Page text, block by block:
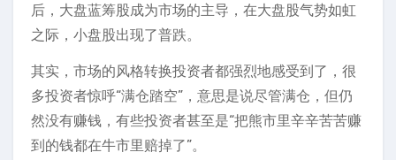
后，大盘蓝筹股成为市场的主导，在大盘股气势如虹
之际，小盘股出现了普跌。
其实，市场的风格转换投资者都强烈地感受到了，很
多投资者惊呼“满仓踏空”，意思是说尽管满仓，但仍
然没有赚钱，有些投资者甚至是“把熊市里辛辛苦苦赚
到的钱都在牛市里赔掉了”。